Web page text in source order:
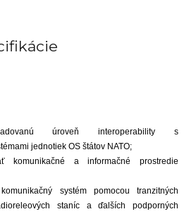
úroveň interoperability s
jednotiek OS štátov NATO;
komunikačné a informačné prostredie
systém pomocou tranzitných
staníc a ďalších podporných